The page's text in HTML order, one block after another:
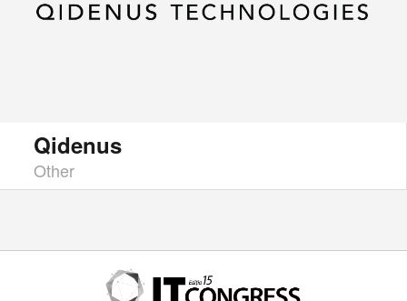
Qidenus
Other